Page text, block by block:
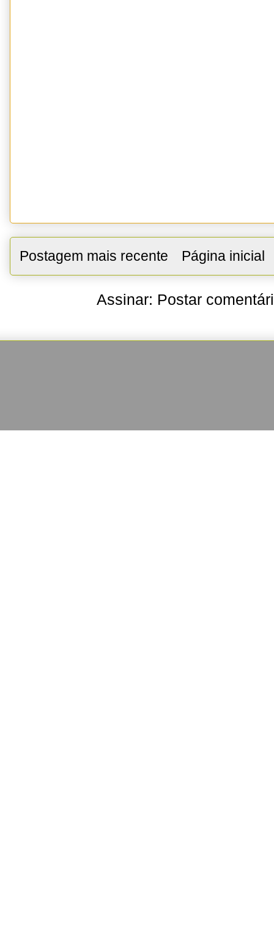
Postagem mais recente Página inicial
Assinar: Postar